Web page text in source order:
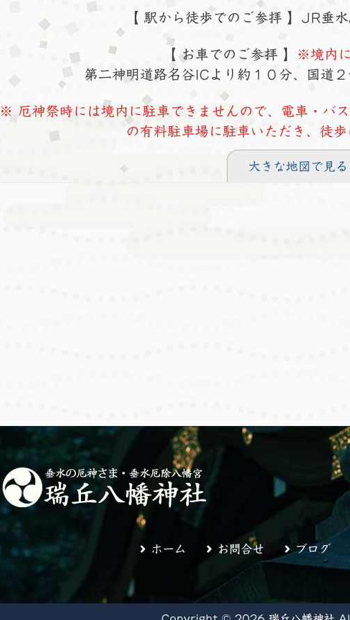
【 駅から徒歩でのご参拝 】 JR垂水
【 お車でのご参拝 】
※境内
第二神明道路名谷ICより約１０分、
国道
※ 厄神祭時には境内に駐車できませんので、電車・バ
の有料駐車場に駐車いただき、徒歩
大きな地図で見る
ホーム お問合せ ブログ